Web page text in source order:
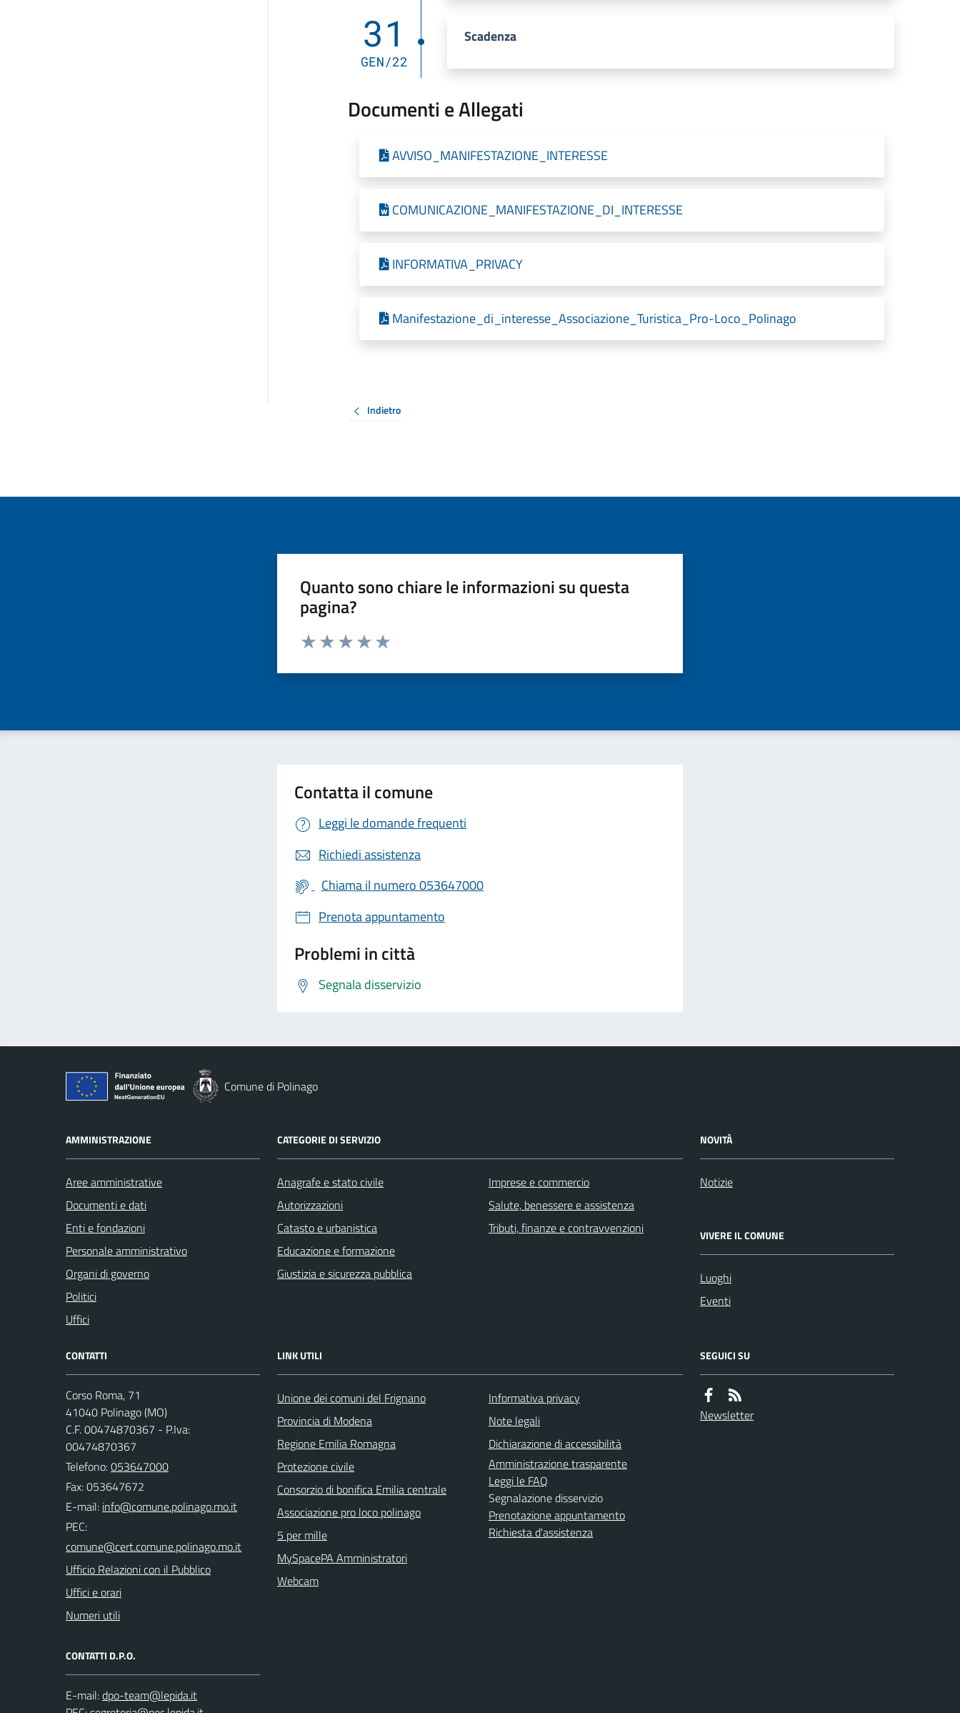
31
GEN/22
Scadenza
Documenti e Allegati
AVVISO_MANIFESTAZIONE_INTERESSE
COMUNICAZIONE_MANIFESTAZIONE_DI_INTERESSE
INFORMATIVA_PRIVACY
Manifestazione_di_interesse_Associazione_Turistica_Pro-Loco_Polinago
Indietro
Quanto sono chiare le informazioni su questa
pagina?
Valuta da 1 a 5 stelle la pagina
Contatta il comune
Leggi le domande frequenti
Richiedi assistenza
Chiama il numero 053647000
Prenota appuntamento
Problemi in città
Segnala disservizio
Comune di Polinago
AMMINISTRAZIONE
Aree amministrative
Documenti e dati
Enti e fondazioni
Personale amministrativo
Organi di governo
Politici
Uffici
CATEGORIE DI SERVIZIO
Anagrafe e stato civile
Autorizzazioni
Catasto e urbanistica
Educazione e formazione
Giustizia e sicurezza pubblica
Imprese e commercio
Salute, benessere e assistenza
Tributi, finanze e contravvenzioni
NOVITÀ
Notizie
VIVERE IL COMUNE
Luoghi
Eventi
CONTATTI
Corso Roma, 71
41040 Polinago (MO)
C.F. 00474870367 - P.Iva:
00474870367
Telefono:053647000
Fax: 053647672
E-mail:
PEC:
Ufficio Relazioni con il Pubblico
Uffici e orari
Numeri utili
CONTATTI D.P.O.
E-mail:
LINK UTILI
Unione dei comuni del Frignano
Provincia di Modena
Regione Emilia Romagna
Protezione civile
Consorzio di bonifica Emilia centrale
Associazione pro loco polinago
5 per mille
MySpacePA Amministratori
Webcam
Informativa privacy
Note legali
Dichiarazione di accessibilità
Amministrazione trasparente
Leggi le FAQ
Segnalazione disservizio
Prenotazione appuntamento
Richiesta d'assistenza
SEGUICI SU
Newsletter